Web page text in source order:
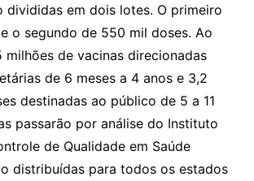
divididas em dois lotes. O primeiro
o segundo de 550 mil doses. Ao
milhões de vacinas direcionadas
de 6 meses a 4 anos e 3,2
destinadas ao público de 5 a 11
passarão por análise do Instituto
de Qualidade em Saúde
distribuídas para todos os estados